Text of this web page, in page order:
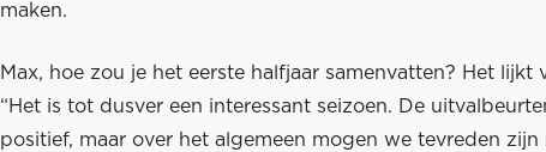
maken.
Max, hoe zou je het eerste halfjaar samenvatten? Het lijkt
“Het is tot dusver een interessant seizoen. De
positief, maar over het algemeen mogen we tevreden zijn